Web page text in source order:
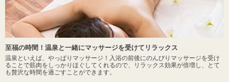
至福の時間！温泉と一緒にマッサージを受けてリラックス
温泉といえば、やっぱりマッサージ！入浴の前後にのんびりマッサージを受け
ることで筋肉をしっかりほぐしてくれるので、リラックス効果が倍増し、とて
も贅沢な時間を過ごすことができます。